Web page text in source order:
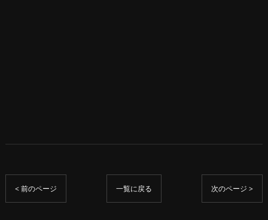
< 前のページ 一覧に戻る 次のページ >